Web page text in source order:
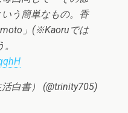
う簡単なもの。香
」(※Kaoruでは
白書） (@trinity705)